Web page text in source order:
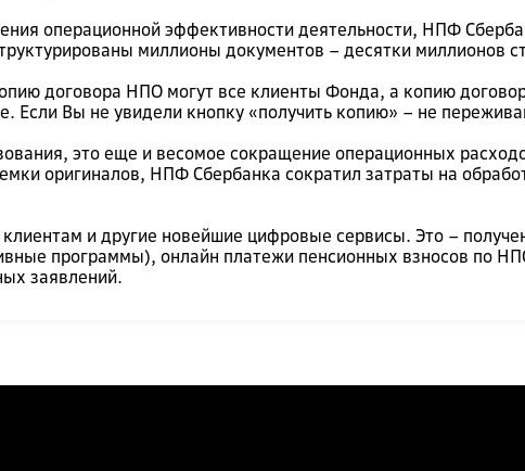
операционной эффективности деятельности, НПФ
миллионы документов – десятки миллионов
договора НПО могут все клиенты Фонда, а копию
Если Вы не увидели кнопку «получить копию» – не
это еще и весомое сокращение операционных
оригиналов, НПФ Сбербанка сократил затраты на
и другие новейшие цифровые сервисы. Это –
программы), онлайн платежи пенсионных взносов по
заявлений.